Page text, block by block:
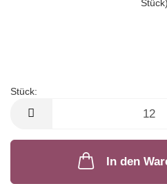
Stück)
Stück:
In den